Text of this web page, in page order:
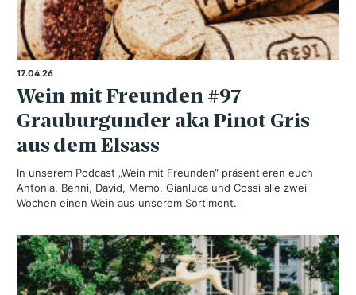
17.04.26
Wein mit Freunden #97
Grauburgunder aka Pinot Gris
aus dem Elsass
In unserem Podcast „Wein mit Freunden“ präsentieren euch
Antonia, Benni, David, Memo, Gianluca und Cossi alle zwei
Wochen einen Wein aus unserem Sortiment.